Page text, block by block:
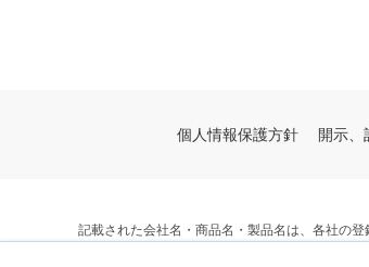
個人情報保護方針 開示、
記載された会社名・商品名・製品名は、各社の登